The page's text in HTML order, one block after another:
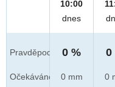
Pravděpod.
Očekáváno
10:00
dnes
0 %
0 mm
0
0